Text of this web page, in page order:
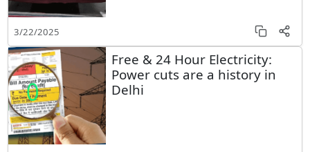
3/22/2025
Free & 24 Hour Electricity:
Power cuts are a history in
Delhi